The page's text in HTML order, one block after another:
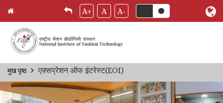
Skip
main
content
A+ A A-
Breadcrumb
मुख पृष्ठ एक्सप्रेशन ऑफ इंटरेस्ट(EOI)